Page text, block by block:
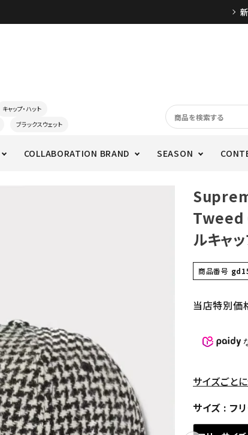
キャップ・ハット
ブラックスウェット
COLLABORATION BRAND SEASON
Tweed
ルキャ
商品番号
当店特別価
サイズごと
サイズ
フ